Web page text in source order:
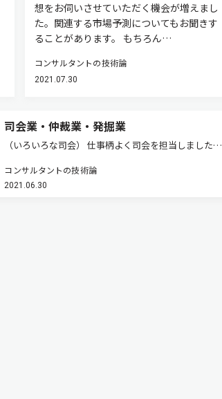
想をお伺いさせていただく機会が増えまし
た。関連する市場予測についてもお聞きす
ることがあります。 もちろん…
コンサルタントの技術論
2021.07.30
司会業・仲裁業・発掘業
（いろいろな司会） 仕事柄よく司会を担当しました。
個人的には結婚式の司会もやりました。最も多かった
のは，コンサルテーションのワーキンググループ作業
コンサルタントの技術論
2021.06.30